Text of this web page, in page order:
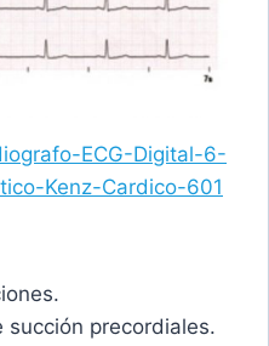
ECG-Digital-6-
Kenz-Cardico-601
precordiales.